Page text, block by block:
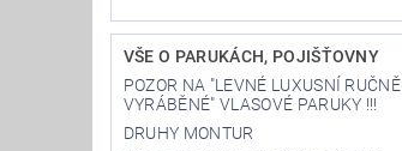
VŠE O PARUKÁCH, POJIŠŤOVNY
POZOR NA "LEVNÉ LUXUSNÍ RUČNĚ
VYRÁBĚNÉ" VLASOVÉ PARUKY !!!
DRUHY MONTUR